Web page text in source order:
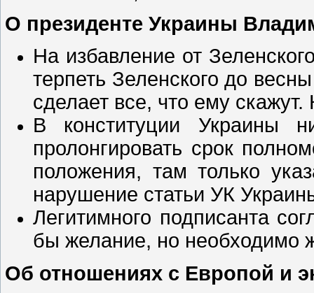
О президенте Украины
На избавление от
терпеть Зеленского до
сделает все, что ему
В конституции Украины
пролонгировать срок
положения, там только
нарушение статьи УК
Легитимного подписанта
бы желание, но необходимо
Об отношениях с Европой и